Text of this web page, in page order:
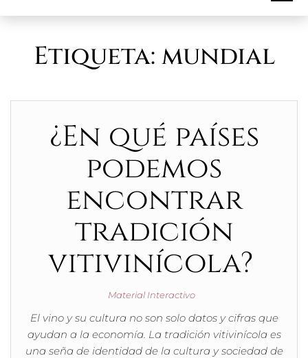
Etiqueta: mundial
¿En qué países
podemos
encontrar
tradición
vitivinícola?
Material Interactivo
El vino y su cultura no son solo datos y cifras que
ayudan a la economía. La tradición vitivinícola es
una seña de identidad de la cultura y sociedad de